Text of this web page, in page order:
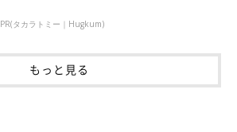
PR(タカラトミー｜Hugkum)
もっと見る